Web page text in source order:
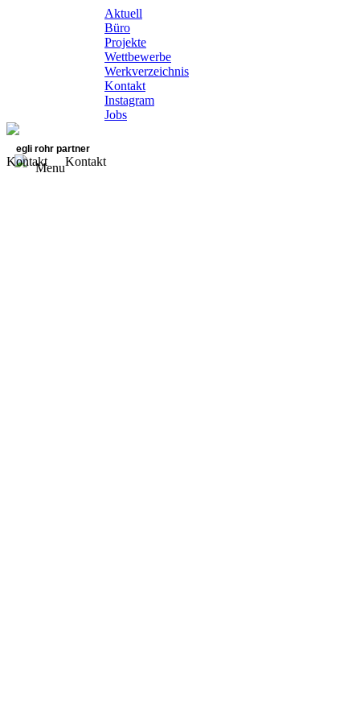
Aktuell
Büro
Projekte
Wettbewerbe
Werkverzeichnis
Kontakt
Instagram
Jobs
egli rohr partner
Menu
Kontakt Kontakt